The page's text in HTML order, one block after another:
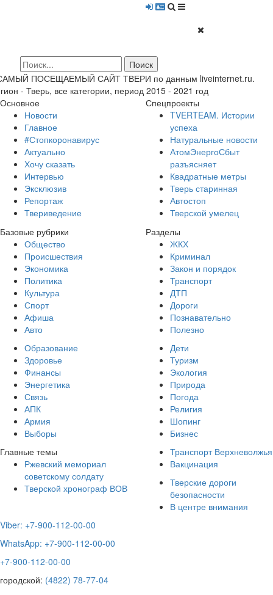
ПОСЕЩАЕМЫЙ САЙТ ТВЕРИ по данным liveinternet.ru.
- Тверь, все категории, период 2015 - 2021 год
Основное
Новости
Главное
#Стопкоронавирус
Актуально
Хочу сказать
Интервью
Эксклюзив
Репортаж
Твериведение
Спецпроекты
TVERTEAM. Истории
успеха
Натуральные новости
АтомЭнергоСбыт
разъясняет
Квадратные метры
Тверь старинная
Автостоп
Тверской умелец
Базовые рубрики
Общество
Происшествия
Экономика
Политика
Культура
Спорт
Афиша
Авто
Разделы
ЖКХ
Криминал
Закон и порядок
Транспорт
ДТП
Дороги
Познавательно
Полезно
Образование
Здоровье
Финансы
Энергетика
Связь
АПК
Армия
Выборы
Дети
Туризм
Экология
Природа
Погода
Религия
Шопинг
Бизнес
Главные темы
Ржевский мемориал
советскому солдату
Тверской хронограф ВОВ
Транспорт Верхневолжья
Вакцинация
Тверские дороги
безопасности
В центре внимания
Viber: +7-900-112-00-00
WhatsApp: +7-900-112-00-00
+7-900-112-00-00
городской: (4822) 78-77-04